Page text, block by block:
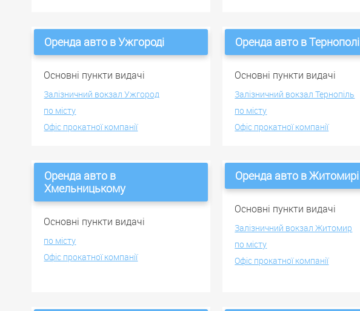
Оренда авто в Ужгороді
Основні пункти видачі
Залізничний вокзал Ужгород
по місту
Офіс прокатної компанії
Оренда авто в Тернополі
Основні пункти видачі
Залізничний вокзал Тернопіль
по місту
Офіс прокатної компанії
Оренда авто в
Хмельницькому
Основні пункти видачі
по місту
Офіс прокатної компанії
Оренда авто в Житомирі
Основні пункти видачі
Залізничний вокзал Житомир
по місту
Офіс прокатної компанії